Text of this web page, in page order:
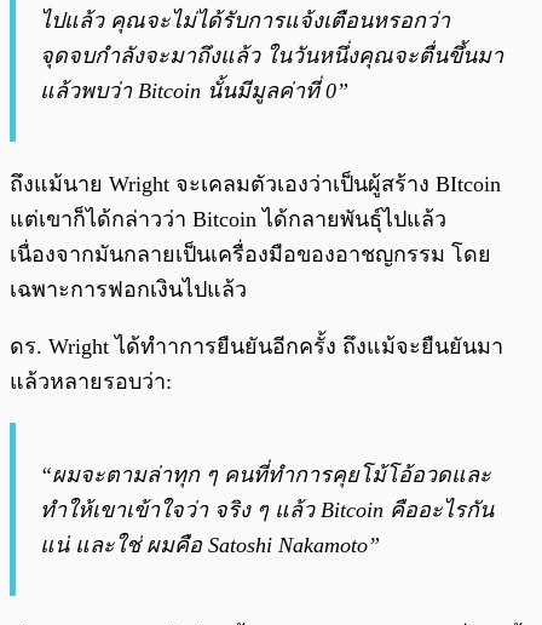
ไปแล้ว คุณจะไม่ได้รับการแจ้งเตือนหรอกว่า
จุดจบกำลังจะมาถึงแล้ว ในวันหนึ่งคุณจะตื่นขึ้นมา
แล้วพบว่า Bitcoin นั้นมีมูลค่าที่ 0”
ถึงแม้นาย Wright จะเคลมตัวเองว่าเป็นผู้สร้าง BItcoin
แต่เขาก็ได้กล่าวว่า Bitcoin ได้กลายพันธุ์ไปแล้ว
เนื่องจากมันกลายเป็นเครื่องมือของอาชญกรรม โดย
เฉพาะการฟอกเงินไปแล้ว
ดร. Wright ได้ทำาการยืนยันอีกครั้ง ถึงแม้จะยืนยันมา
แล้วหลายรอบว่า:
“ผมจะตามล่าทุก ๆ คนที่ทำการคุยโม้โอ้อวดและ
ทำให้เขาเข้าใจว่า จริง ๆ แล้ว Bitcoin คืออะไรกัน
แน่ และใช่ ผมคือ Satoshi Nakamoto”